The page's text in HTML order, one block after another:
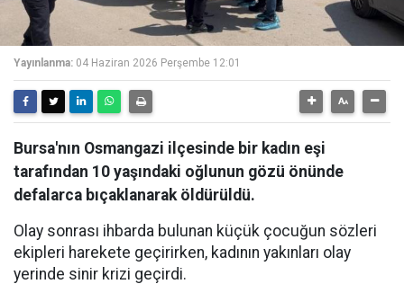
Yayınlanma: 04 Haziran 2026 Perşembe 12:01
Bursa'nın Osmangazi ilçesinde bir kadın eşi
tarafından 10 yaşındaki oğlunun gözü önünde
defalarca bıçaklanarak öldürüldü.
Olay sonrası ihbarda bulunan küçük çocuğun sözleri
ekipleri harekete geçirirken, kadının yakınları olay
yerinde sinir krizi geçirdi.